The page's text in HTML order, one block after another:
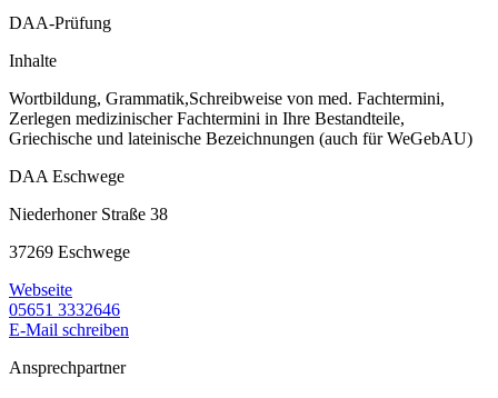
DAA-Prüfung
Inhalte
Wortbildung, Grammatik,Schreibweise von med. Fachtermini,
Zerlegen medizinischer Fachtermini in Ihre Bestandteile,
Griechische und lateinische Bezeichnungen (auch für WeGebAU)
DAA Eschwege
Niederhoner Straße 38
37269 Eschwege
Webseite
05651 3332646
E-Mail schreiben
Ansprechpartner